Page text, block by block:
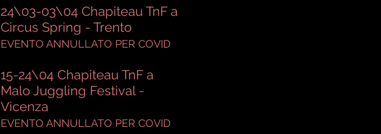
24\03-03\04 Chapiteau TnF a
Circus Spring - Trento
EVENTO ANNULLATO PER COVID
15-24\04 Chapiteau TnF a
Malo Juggling Festival -
Vicenza
EVENTO ANNULLATO PER COVID